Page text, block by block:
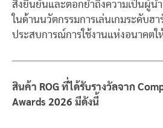
สิ่งยืนยันและตอกย้ำถึงความเป็นผู้นำ
ในด้านนวัตกรรมการเล่นเกมระดับฮ
ประสบการณ์การใช้งานแห่งอนาคต
สินค้า ROG ที่ได้รับรางวัลจาก
Awards 2026 มีดังนี้